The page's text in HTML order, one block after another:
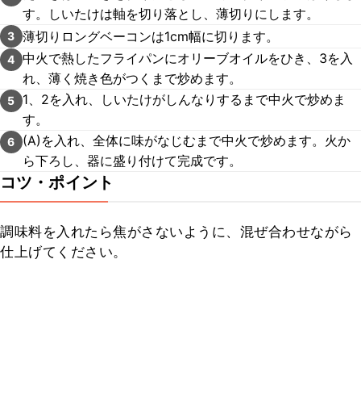
す。しいたけは軸を切り落とし、薄切りにします。
3 薄切りロングベーコンは1cm幅に切ります。
4 中火で熱したフライパンにオリーブオイルをひき、3を入
れ、薄く焼き色がつくまで炒めます。
5
1、2を入れ、しいたけがしんなりするまで中火で炒めま
す。
6
(A)を入れ、全体に味がなじむまで中火で炒めます。火か
ら下ろし、器に盛り付けて完成です。
コツ・ポイント
調味料を入れたら焦がさないように、混ぜ合わせながら
仕上げてください。